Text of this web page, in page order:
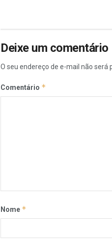
Deixe um comentário
O seu endereço de e-mail não será
Comentário *
Nome *